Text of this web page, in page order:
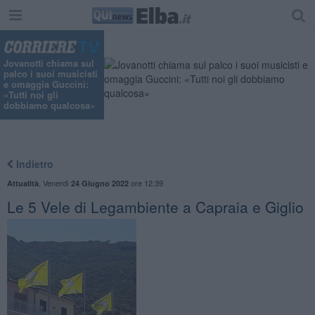
Jovanotti chiama sul
palco i suoi musicisti
e omaggia Guccini:
«Tutti noi gli
dobbiamo qualcosa»
Indietro
Attualità Venerdì 24 Giugno 2022ore 12:39
Le 5 Vele di Legambiente a Capraia e Giglio